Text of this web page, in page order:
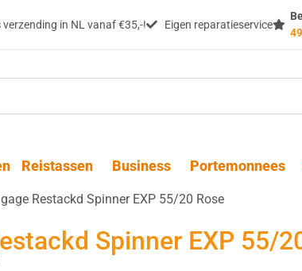
verzending in NL vanaf €35,-! Eigen reparatieservice
Reistassen Business Portemonnees
Restackd Spinner EXP 55/20 Rose
Spinner EXP 55/